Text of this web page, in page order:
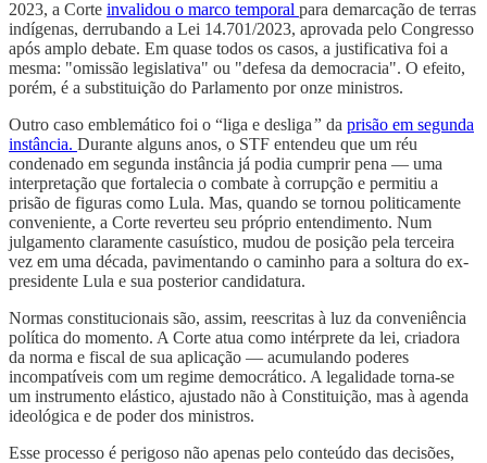
2023, a Corte invalidou o marco temporal para demarcação de terras
indígenas, derrubando a Lei 14.701/2023, aprovada pelo Congresso
após amplo debate. Em quase todos os casos, a justificativa foi a
mesma: "omissão legislativa" ou "defesa da democracia". O efeito,
porém, é a substituição do Parlamento por onze ministros.
Outro caso emblemático foi o “liga e desliga” da prisão em segunda
instância. Durante alguns anos, o STF entendeu que um réu
condenado em segunda instância já podia cumprir pena — uma
interpretação que fortalecia o combate à corrupção e permitiu a
prisão de figuras como Lula. Mas, quando se tornou politicamente
conveniente, a Corte reverteu seu próprio entendimento. Num
julgamento claramente casuístico, mudou de posição pela terceira
vez em uma década, pavimentando o caminho para a soltura do ex-
presidente Lula e sua posterior candidatura.
Normas constitucionais são, assim, reescritas à luz da conveniência
política do momento. A Corte atua como intérprete da lei, criadora
da norma e fiscal de sua aplicação — acumulando poderes
incompatíveis com um regime democrático. A legalidade torna-se
um instrumento elástico, ajustado não à Constituição, mas à agenda
ideológica e de poder dos ministros.
Esse processo é perigoso não apenas pelo conteúdo das decisões,